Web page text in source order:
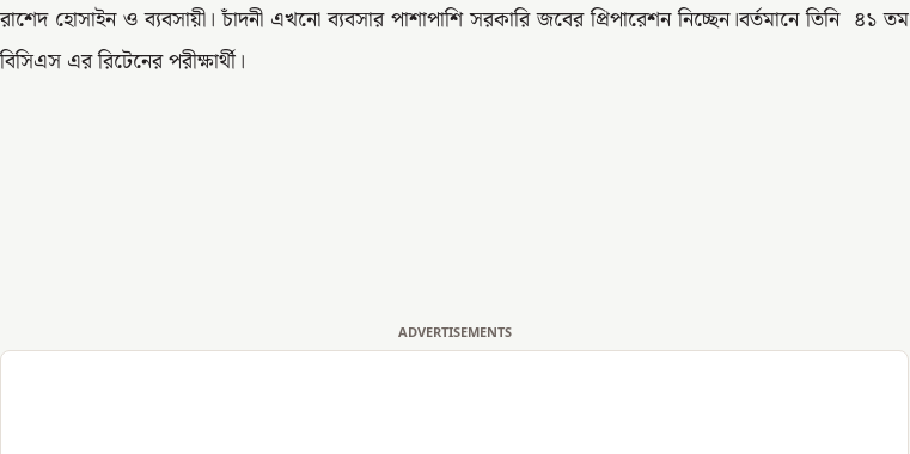
রাশেদ হোসাইন ও ব্যবসায়ী। চাঁদনী এখনো ব্যবসার পাশাপাশি সরকারি জবের প্রিপারেশন নিচ্ছেন।বর্তমানে তিনি ৪১ তম
বিসিএস এর রিটেনের পরীক্ষার্থী।
ADVERTISEMENTS